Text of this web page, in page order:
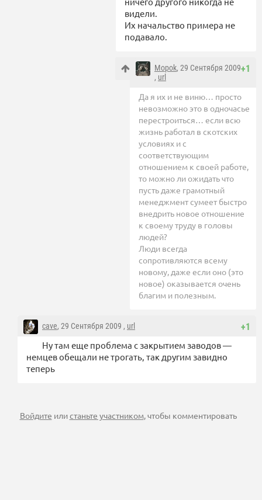
видели.
Их начальство примера не
подавало.
+1
Mopok, 29 Сентября 2009
, url
Да я их и не виню… просто
невозможно это в одночасье
перестроиться… если всю
жизнь работал в скотских
условиях и с
соответствующим
отношением к своей работе,
то можно ли ожидать что
пусть даже грамотный
менеджмент сумеет быстро
внедрить новое отношение
к своему труду в головы
людей?
Люди всегда
сопротивляются всему
новому, даже если оно (это
новое) оказывается очень
благим и полезным.
+1
cave, 29 Сентября 2009 , url
Ну там еще проблема с закрытием заводов —
немцев обещали не трогать, так другим завидно
теперь
Войдите илистаньте участником, чтобы комментировать